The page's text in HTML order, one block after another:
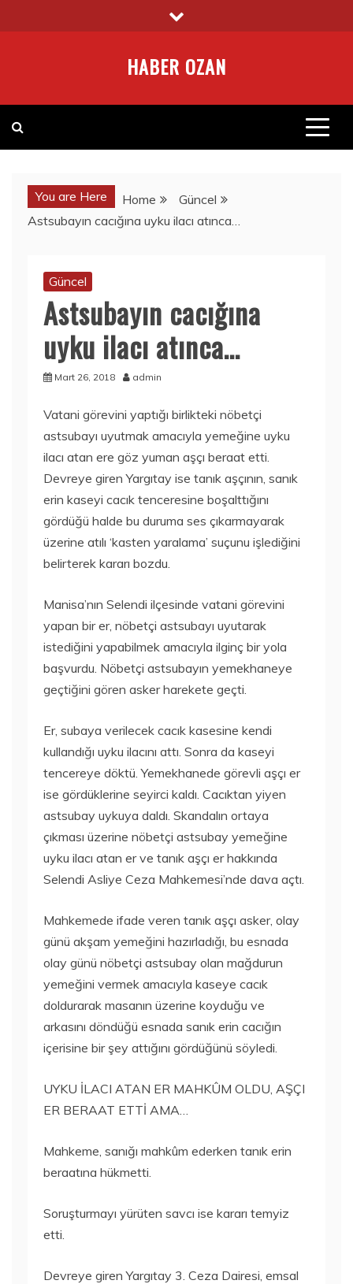
to
HABER OZAN
You are Here Home
Güncel
Astsubayın cacığına uyku ilacı atınca…
Güncel
Astsubayın cacığına
uyku ilacı atınca…
Mart 26, 2018 admin
Vatani görevini yaptığı birlikteki nöbetçi
astsubayı uyutmak amacıyla yemeğine uyku
ilacı atan ere göz yuman aşçı beraat etti.
Devreye giren Yargıtay ise tanık aşçının, sanık
erin kaseyi cacık tenceresine boşalttığını
gördüğü halde bu duruma ses çıkarmayarak
üzerine atılı ‘kasten yaralama’ suçunu işlediğini
belirterek kararı bozdu.
Manisa’nın Selendi ilçesinde vatani görevini
yapan bir er, nöbetçi astsubayı uyutarak
istediğini yapabilmek amacıyla ilginç bir yola
başvurdu. Nöbetçi astsubayın yemekhaneye
geçtiğini gören asker harekete geçti.
Er, subaya verilecek cacık kasesine kendi
kullandığı uyku ilacını attı. Sonra da kaseyi
tencereye döktü. Yemekhanede görevli aşçı er
ise gördüklerine seyirci kaldı. Cacıktan yiyen
astsubay uykuya daldı. Skandalın ortaya
çıkması üzerine nöbetçi astsubay yemeğine
uyku ilacı atan er ve tanık aşçı er hakkında
Selendi Asliye Ceza Mahkemesi’nde dava açtı.
Mahkemede ifade veren tanık aşçı asker, olay
günü akşam yemeğini hazırladığı, bu esnada
olay günü nöbetçi astsubay olan mağdurun
yemeğini vermek amacıyla kaseye cacık
doldurarak masanın üzerine koyduğu ve
arkasını döndüğü esnada sanık erin cacığın
içerisine bir şey attığını gördüğünü söyledi.
UYKU İLACI ATAN ER MAHKÛM OLDU, AŞÇI
ER BERAAT ETTİ AMA…
Mahkeme, sanığı mahkûm ederken tanık erin
beraatına hükmetti.
Soruşturmayı yürüten savcı ise kararı temyiz
etti.
Devreye giren Yargıtay 3. Ceza Dairesi, emsal